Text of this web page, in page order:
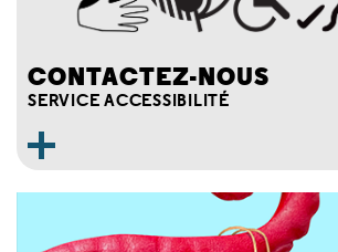
CONTACTEZ-NOUS
SERVICE ACCESSIBILITÉ